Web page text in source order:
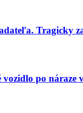
Tragicky
po